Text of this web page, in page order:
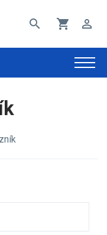
search shopping_cart perm_identity